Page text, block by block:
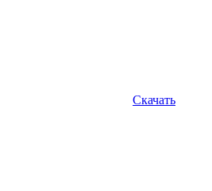
Скачать